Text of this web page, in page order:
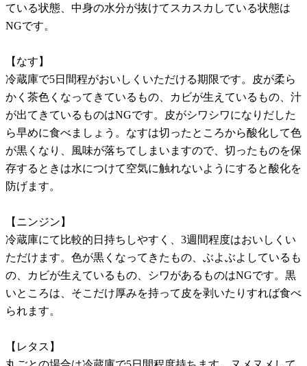
ている状態、中身の水分が抜けてスカスカしている状態は
NGです。
【なす】
冷蔵庫で5日間程がおいしくいただける期限です。皮が柔ら
かく茶色くなってきているもの、カビが生えているもの、汁
が出てきているものはNGです。皮がシワシワになりだした
ら早めに食べましょう。なすは切ったところから酸化して色
が黒くなり、風味が落ちてしまいますので、切ったものを保
存するときは水につけて空気に触れないようにすると酸化を
防げます。
【ニンジン】
冷蔵庫にて比較的日持ちしやすく、3週間程度はおいしくい
ただけます。色が黒くなってきたもの、ぶよぶよしているも
の、カビが生えているもの、シワがあるものはNGです。黒
いところは、そこだけ厚みを持って皮を剥いたりすれば食べ
られます。
【レタス】